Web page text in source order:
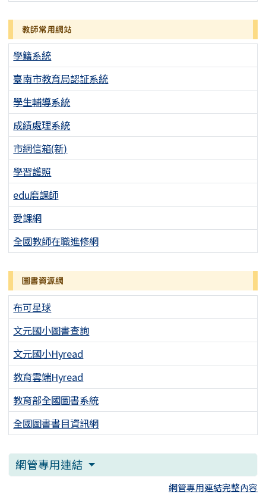
教師常用網站
學籍系統
臺南市教育局認証系統
學生輔導系統
成績處理系統
市網信箱(新)
學習護照
edu磨課師
愛課網
全國教師在職進修網
圖書資源網
布可星球
文元國小圖書查詢
文元國小Hyread
教育雲端Hyread
教育部全國圖書系統
全國圖書書目資訊網
網管專用連結
網管專用連結完整內容